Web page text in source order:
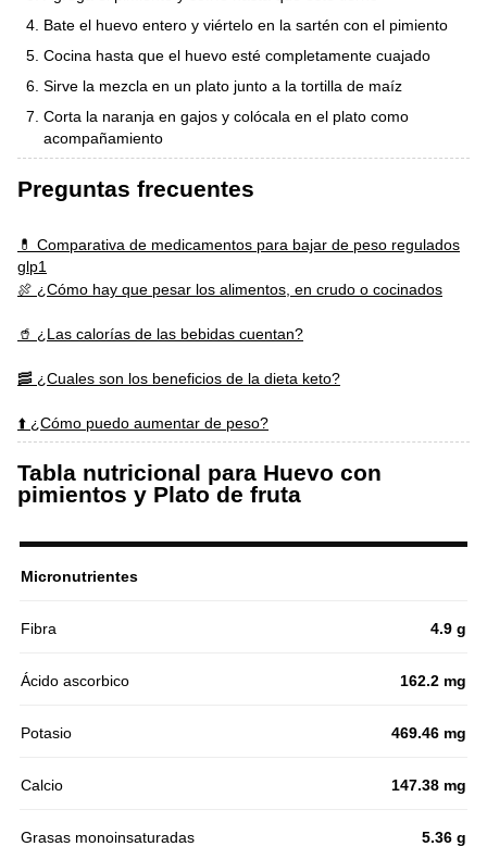
Bate el huevo entero y viértelo en la sartén con el pimiento
Cocina hasta que el huevo esté completamente cuajado
Sirve la mezcla en un plato junto a la tortilla de maíz
Corta la naranja en gajos y colócala en el plato como
acompañamiento
Preguntas frecuentes
💊 Comparativa de medicamentos para bajar de peso regulados
glp1
🍖 ¿Cómo hay que pesar los alimentos, en crudo o cocinados
🥤 ¿Las calorías de las bebidas cuentan?
🥓 ¿Cuales son los beneficios de la dieta keto?
⬆️ ¿Cómo puedo aumentar de peso?
Tabla nutricional para Huevo con
pimientos y Plato de fruta
Micronutrientes
Fibra 4.9 g
Ácido ascorbico 162.2 mg
Potasio 469.46 mg
Calcio 147.38 mg
Grasas monoinsaturadas 5.36 g